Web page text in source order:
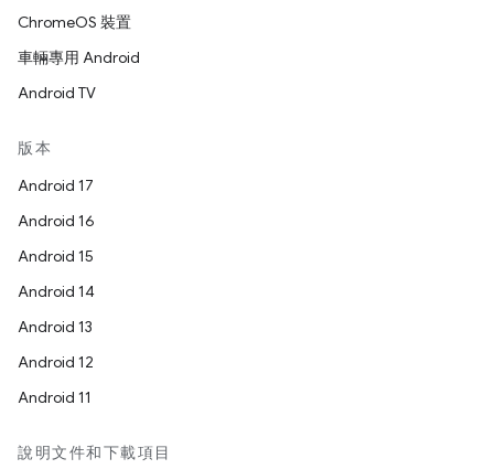
ChromeOS 裝置
車輛專用 Android
Android TV
版本
Android 17
Android 16
Android 15
Android 14
Android 13
Android 12
Android 11
說明文件和下載項目